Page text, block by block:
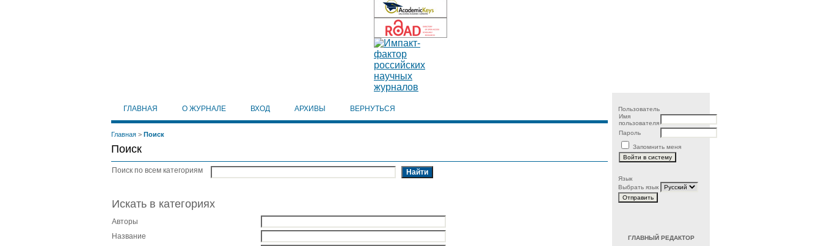
Пользователь
Имя
пользователя
Пароль
Запомнить меня
Язык
Выбрать язык
ГЛАВНЫЙ РЕДАКТОР
ГЛАВНАЯ О ЖУРНАЛЕ ВХОД АРХИВЫ ВЕРНУТЬСЯ
Главная > Поиск
Поиск
Поиск по всем категориям
Искать в категориях
Авторы
Название